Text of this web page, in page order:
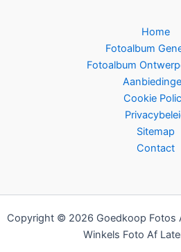
Home
Fotoalbum
Fotoalbum
Cookie
Sitemap
Contact
Copyright © 2026 Goedkoop Fotos
Winkels Foto Af